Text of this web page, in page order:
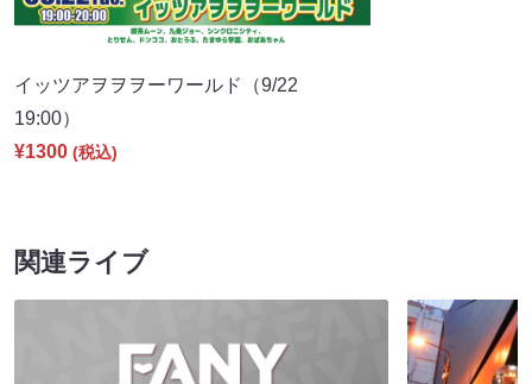
イッツアヲヲヲーワールド（9/22
19:00）
¥1300 (税込)
関連ライブ